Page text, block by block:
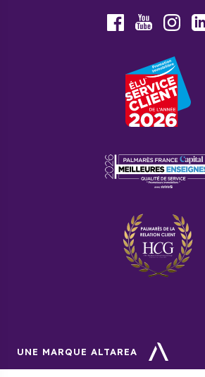
FacebookYoutube
UNE MARQUE ALTAREA